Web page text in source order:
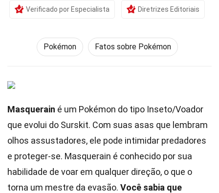
Verificado por Especialista Diretrizes Editoriais
Pokémon Fatos sobre Pokémon
Masquerain é um Pokémon do tipo Inseto/Voador
que evolui do Surskit. Com suas asas que lembram
olhos assustadores, ele pode intimidar predadores
e proteger-se. Masquerain é conhecido por sua
habilidade de voar em qualquer direção, o que o
torna um mestre da evasão. Você sabia que